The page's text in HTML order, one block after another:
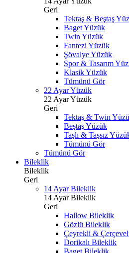
Geri
Tektaş & Beştaş
Baget Yüzük
Twin Yüzük
Fantezi Yüzük
Şövalye Yüzük
Spor & Tasarım
Klasik Yüzük
Tümünü Gör
22 Ayar Yüzük
22 Ayar Yüzük
Geri
Tektaş & Twin
Beştaş Yüzük
Taşlı & Taşsız
Tümünü Gör
Tümünü Gör
Bileklik
Bileklik
Geri
14 Ayar Bileklik
14 Ayar Bileklik
Geri
Hallow Bileklik
Gözlü Bileklik
Çeyrekli &
Dorikalı Bileklik
Baget Bileklik